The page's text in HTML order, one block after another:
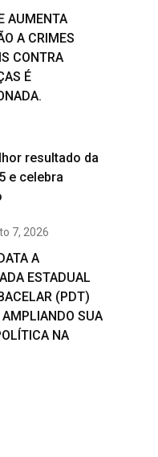
AUMENTA
A CRIMES
CONTRA
É
resultado da
e celebra
7, 2026
A
ESTADUAL
(PDT)
AMPLIANDO SUA
NA